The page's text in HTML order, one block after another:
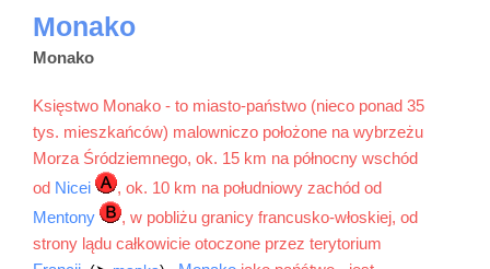
Monako
Monako
Księstwo Monako - to miasto-państwo (nieco ponad 35
tys. mieszkańców) malowniczo położone na wybrzeżu
Morza Śródziemnego, ok. 15 km na północny wschód
od Nicei
, ok. 10 km na południowy zachód od
Mentony
, w pobliżu granicy francusko-włoskiej, od
strony lądu całkowicie otoczone przez terytorium